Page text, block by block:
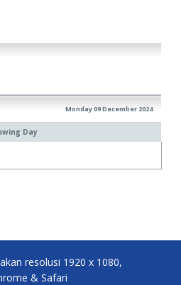
Monday 09 December 2024
Day
resolusi 1920 x 1080,
& Safari